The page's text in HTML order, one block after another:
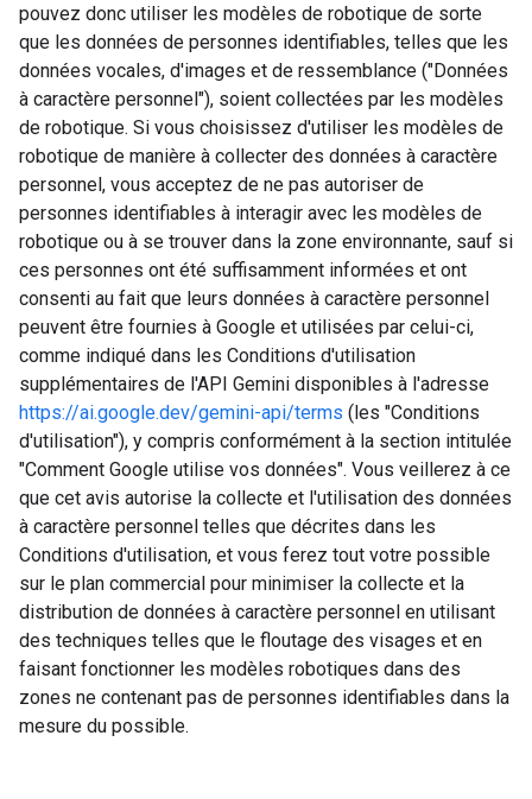
pouvez donc utiliser les modèles de robotique de sorte
que les données de personnes identifiables, telles que les
données vocales, d'images et de ressemblance ("Données
à caractère personnel"), soient collectées par les modèles
de robotique. Si vous choisissez d'utiliser les modèles de
robotique de manière à collecter des données à caractère
personnel, vous acceptez de ne pas autoriser de
personnes identifiables à interagir avec les modèles de
robotique ou à se trouver dans la zone environnante, sauf si
ces personnes ont été suffisamment informées et ont
consenti au fait que leurs données à caractère personnel
peuvent être fournies à Google et utilisées par celui-ci,
comme indiqué dans les Conditions d'utilisation
supplémentaires de l'API Gemini disponibles à l'adresse
https://ai.google.dev/gemini-api/terms (les "Conditions
d'utilisation"), y compris conformément à la section intitulée
"Comment Google utilise vos données". Vous veillerez à ce
que cet avis autorise la collecte et l'utilisation des données
à caractère personnel telles que décrites dans les
Conditions d'utilisation, et vous ferez tout votre possible
sur le plan commercial pour minimiser la collecte et la
distribution de données à caractère personnel en utilisant
des techniques telles que le floutage des visages et en
faisant fonctionner les modèles robotiques dans des
zones ne contenant pas de personnes identifiables dans la
mesure du possible.